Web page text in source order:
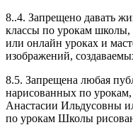
8..4. Запрещено давать
классы по урокам
или онлайн уроках и
изображений,
8.5. Запрещена любая
нарисованных по урокам,
Анастасии Ильдусовны
по урокам Школы